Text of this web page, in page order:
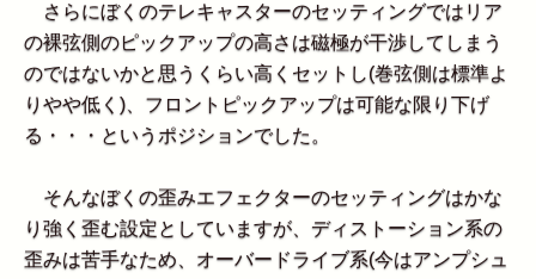
さらにぼくのテレキャスターのセッティングではリア
の裸弦側のピックアップの高さは磁極が干渉してしまう
のではないかと思うくらい高くセットし(巻弦側は標準よ
りやや低く)、フロントピックアップは可能な限り下げ
る・・・というポジションでした。
そんなぼくの歪みエフェクターのセッティングはかな
り強く歪む設定としていますが、ディストーション系の
歪みは苦手なため、オーバードライブ系(今はアンプシュ